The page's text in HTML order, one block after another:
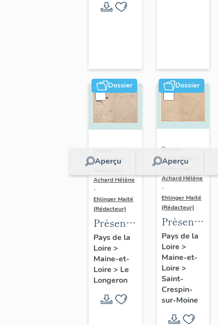
Dossier
Aperçu
IA49010565 |
Achard Hélène
-
Ehlinger Maïté
(Rédacteur)
Présentation
du
patrimoine
industriel
de la
commune
du
Pays de la
Loire >
Maine-et-
Loire > Le
Longeron
Dossier
Aperçu
Dossier
IA49010581 |
Achard Hélène
-
Ehlinger Maïté
(Rédacteur)
du
patrimoine
industriel
de la
commune
de Saint-
Crespin-
Pays de la
Loire >
Maine-et-
Loire >
Saint-
Crespin-
sur-Moine